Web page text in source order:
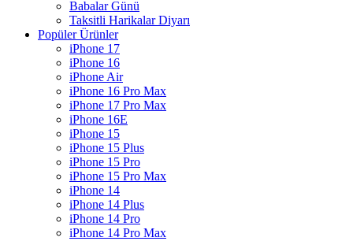
Babalar Günü
Taksitli Harikalar Diyarı
Popüler Ürünler
iPhone 17
iPhone 16
iPhone Air
iPhone 16 Pro Max
iPhone 17 Pro Max
iPhone 16E
iPhone 15
iPhone 15 Plus
iPhone 15 Pro
iPhone 15 Pro Max
iPhone 14
iPhone 14 Plus
iPhone 14 Pro
iPhone 14 Pro Max